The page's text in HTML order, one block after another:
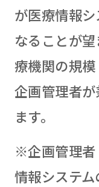
が医療情報
なることが
療機関の規
企画管理者
ます。
※企画管理者
情報システ